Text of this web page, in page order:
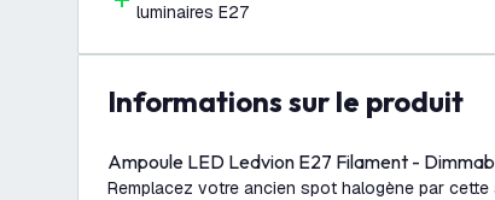
luminaires E27
Informations sur le produit
Ampoule LED Ledvion E27 Filament -
Remplacez votre ancien spot halogène par cette